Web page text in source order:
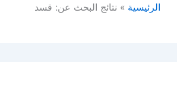
الرئيسية نتائج البحث عن: قسد